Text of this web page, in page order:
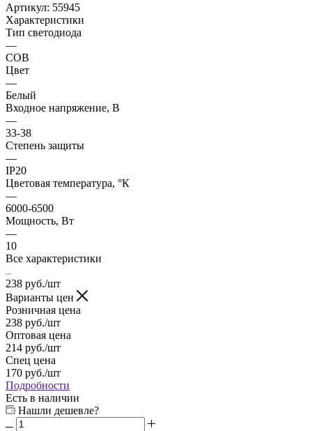
Артикул: 55945
Характеристики
Тип светодиода
—
COB
Цвет
—
Белый
Входное напряжение, В
—
33-38
Степень защиты
—
IP20
Цветовая температура, °К
—
6000-6500
Мощность, Вт
—
10
Все характеристики
238 руб./шт
Варианты цен
Розничная цена
238 руб./шт
Оптовая цена
214 руб./шт
Спец цена
170 руб./шт
Подробности
Есть в наличии
Нашли дешевле?